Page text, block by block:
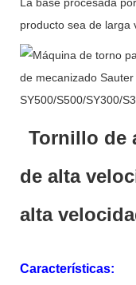
producto sea de larga
Tornillo de
de alta
alta
Características: